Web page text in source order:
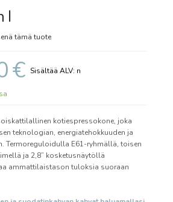
I
tämä tuote
€
kotiespressokone, joka
teknologian, energiatehokkuuden ja
Termoreguloidulla E61-ryhmällä, toisen
ja 2,8” kosketusnäytöllä
ammattilaistason tuloksia suoraan